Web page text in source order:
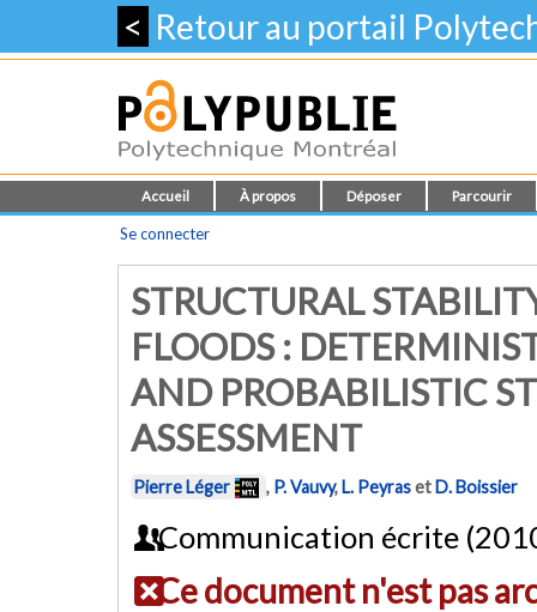
< Retour au portail
Accueil À propos Déposer Parcourir
Se connecter
STRUCTURAL
FLOODS :
AND PROBABILISTIC
ASSESSMENT
Pierre Léger , P. Vauvy,L. PeyrasetD. Boissier
Communication écrite
Ce document n'est pas